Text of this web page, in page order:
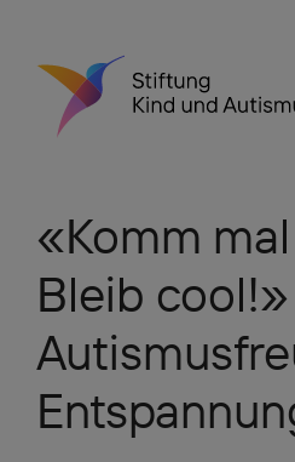
«Komm
Bleib